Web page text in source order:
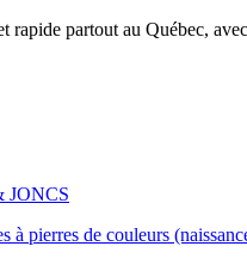
rapide partout au Québec,
JONCS
à pierres de couleurs